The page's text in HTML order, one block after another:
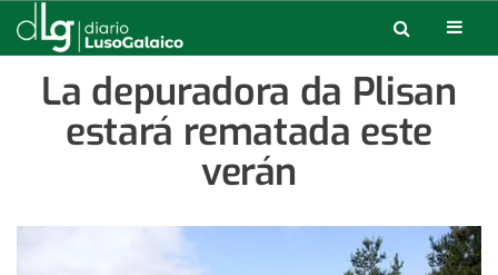
La depuradora da Plisan
estará rematada este
verán